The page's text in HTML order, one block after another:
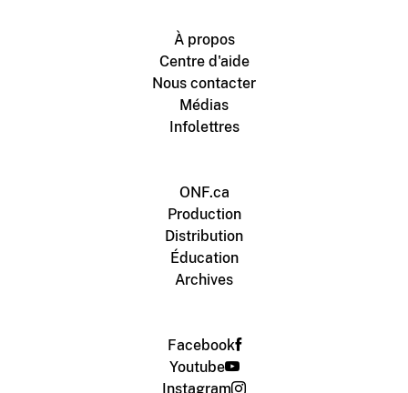
À propos
Centre d'aide
Nous contacter
Médias
Infolettres
ONF.ca
Production
Distribution
Éducation
Archives
Facebook
Youtube
Instagram